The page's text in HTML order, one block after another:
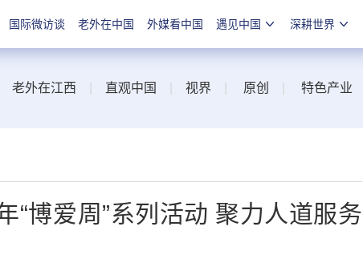
国际微访谈 老外在中国 外媒看中国 遇见中国 深耕世界
老外在江西 直观中国 视界 原创 特色产业
“博爱周”系列活动 聚力人道服务